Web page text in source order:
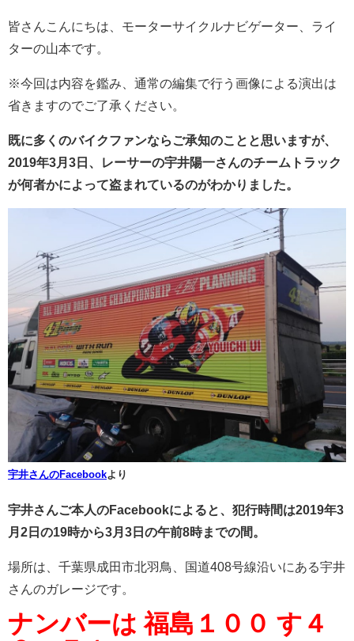
皆さんこんにちは、モーターサイクルナビゲーター、ライ
ターの山本です。
※今回は内容を鑑み、通常の編集で行う画像による演出は
省きますのでご了承ください。
既に多くのバイクファンならご承知のことと思いますが、
2019年3月3日、レーサーの宇井陽一さんのチームトラック
が何者かによって盗まれているのがわかりました。
宇井さんのFacebookより
宇井さんご本人のFacebookによると、犯行時間は2019年3
月2日の19時から3月3日の午前8時までの間。
場所は、 千葉県成田市北羽鳥、国道408号線沿いにある宇井
さんのガレージです。
ナンバーは 福島１００ す４